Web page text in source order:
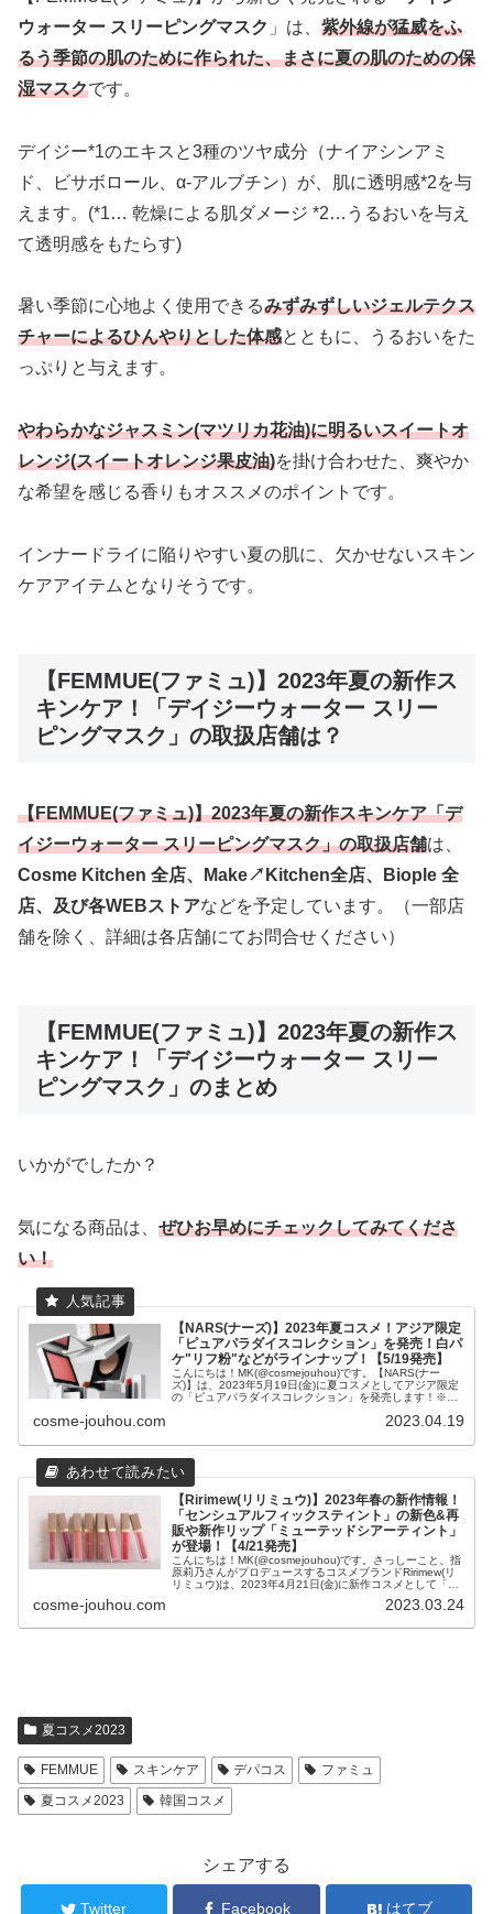
ウォーター スリーピングマスク 」は、 紫外線が猛威をふ
るう季節の肌のために作られた、まさに夏の肌のための保
湿マスクです。
デイジー*1のエキスと3種のツヤ成分（ナイアシンアミ
ド、ビサボロール、α-アルブチン）が、肌に透明感*2を与
えます。(*1… 乾燥による肌ダメージ *2…うるおいを与え
て透明感をもたらす)
暑い季節に心地よく使用できるみずみずしいジェルテクス
チャーによるひんやりとした体感とともに、うるおいをた
っぷりと与えます。
やわらかなジャスミン(マツリカ花油)に明るいスイートオ
レンジ(スイートオレンジ果皮油)を掛け合わせた、爽やか
な希望を感じる香りもオススメのポイントです。
インナードライに陥りやすい夏の肌に、欠かせないスキン
ケアアイテムとなりそうです。
【FEMMUE(ファミュ)】2023年夏の新作ス
キンケア！「デイジーウォーター スリー
ピングマスク」の取扱店舗は？
【FEMMUE(ファミュ)】2023年夏の新作スキンケア「デ
イジーウォーター スリーピングマスク」の取扱店舗は、
Cosme Kitchen 全店、Make↗︎Kitchen全店、Biople 全
店、及び各WEBストアなどを予定しています。（一部店
舗を除く、詳細は各店舗にてお問合せください）
【FEMMUE(ファミュ)】2023年夏の新作ス
キンケア！「デイジーウォーター スリー
ピングマスク」のまとめ
いかがでしたか？
気になる商品は、 ぜひお早めにチェックしてみてくださ
い！
【NARS(ナーズ)】2023年夏コスメ！アジア限定
「ピュアパラダイスコレクション」を発売！白パ
ケ"リフ粉"などがラインナップ！【5/19発売】
こんにちは！MK(@cosmejouhou)です。【NARS(ナー
ズ)】は、2023年5月19日(金)に夏コスメとしてアジア限定
の「ピュアパラダイスコレクション」を発売します！※ア
cosme-jouhou.com 2023.04.19
【Ririmew(リリミュウ)】2023年春の新作情報！
「センシュアルフィックスティント」の新色&再
販や新作リップ「ミューテッドシアーティント」
が登場！【4/21発売】
こんにちは！MK(@cosmejouhou)です。さっしーこと、指
原莉乃さんがプロデュースするコスメブランドRirimew(リ
リミュウ)は、2023年4月21日(金)に新作コスメとして「セ
cosme-jouhou.com 2023.03.24
夏コスメ2023
FEMMUE スキンケア デパコス
ファミュ
夏コスメ2023
韓国コスメ
シェアする
Twitter Facebook はてブ